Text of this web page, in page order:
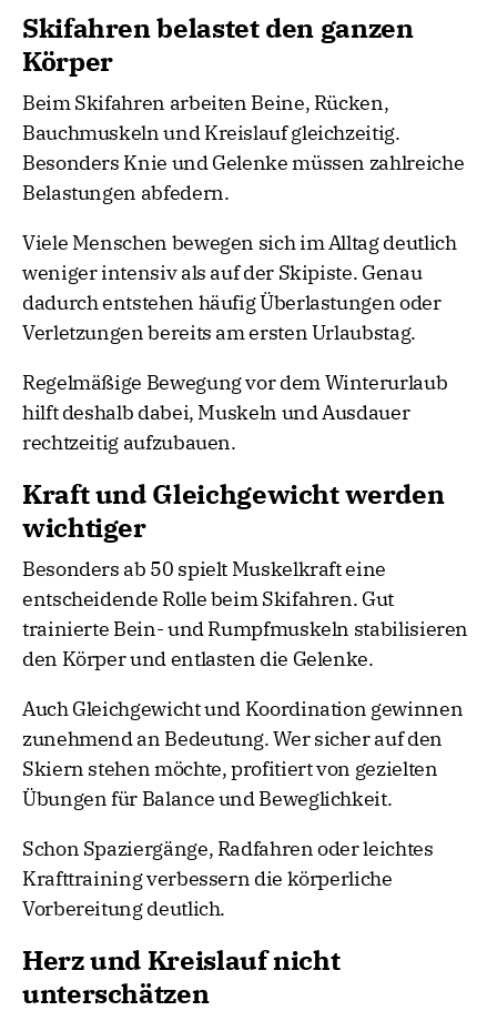
Skifahren belastet den ganzen
Körper
Beim Skifahren arbeiten Beine, Rücken,
Bauchmuskeln und Kreislauf gleichzeitig.
Besonders Knie und Gelenke müssen zahlreiche
Belastungen abfedern.
Viele Menschen bewegen sich im Alltag deutlich
weniger intensiv als auf der Skipiste. Genau
dadurch entstehen häufig Überlastungen oder
Verletzungen bereits am ersten Urlaubstag.
Regelmäßige Bewegung vor dem Winterurlaub
hilft deshalb dabei, Muskeln und Ausdauer
rechtzeitig aufzubauen.
Kraft und Gleichgewicht werden
wichtiger
Besonders ab 50 spielt Muskelkraft eine
entscheidende Rolle beim Skifahren. Gut
trainierte Bein- und Rumpfmuskeln stabilisieren
den Körper und entlasten die Gelenke.
Auch Gleichgewicht und Koordination gewinnen
zunehmend an Bedeutung. Wer sicher auf den
Skiern stehen möchte, profitiert von gezielten
Übungen für Balance und Beweglichkeit.
Schon Spaziergänge, Radfahren oder leichtes
Krafttraining verbessern die körperliche
Vorbereitung deutlich.
Herz und Kreislauf nicht
unterschätzen